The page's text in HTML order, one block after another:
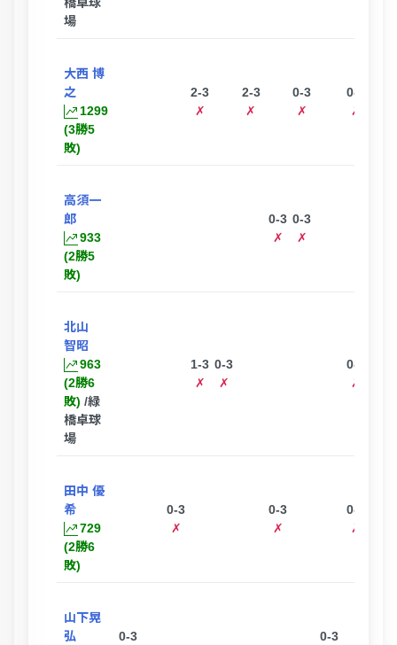
場
大西 博
之
1299
(3勝5
敗)
2-3
✗
2-3
✗
0-3
✗
0-3
✗
高須一
郎
933
(2勝5
敗)
0-3
✗
0-3
✗
北山
智昭
963
(2勝6
敗) /緑
橋卓球
場
1-3
✗
0-3
✗
0-3
✗
田中 優
希
729
(2勝6
敗)
0-3
✗
0-3
✗
0-3
✗
山下晃
弘
0-3
0-3